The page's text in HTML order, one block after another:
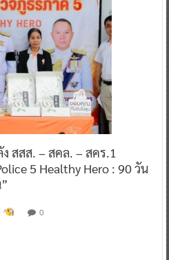
สสส. – สคล. – สคร.1
5 Healthy Hero : 90 วัน
^ 0